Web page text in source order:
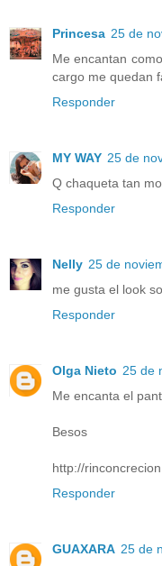
Princesa 25 de
Me encantan
cargo me quedan
Responder
MY WAY 25 de
Q chaqueta tan
Responder
Nelly 25 de
me gusta el look
Responder
Olga Nieto 25 de
Me encanta el
Besos
http://
Responder
GUAXARA 25 de